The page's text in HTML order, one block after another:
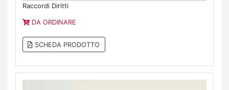
Raccordi Diritti
DA ORDINARE
SCHEDA PRODOTTO